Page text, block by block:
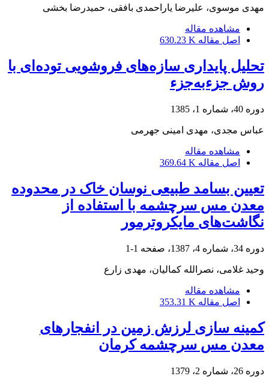
مهدی موسوی، علیرضا یاراحمدی بافقی، حمیدرضا بخشی
مشاهده مقاله
اصل مقاله 630.23 K
تحلیل پایداری سازه‌های فروشویی توده‌ای با
روش جزء‌به‌جزء
دوره 40، شماره 1، 1385
عباس مجدی، مهدی امینی جهرمی
مشاهده مقاله
اصل مقاله 369.64 K
تعیین بسامد طبیعی نوسان خاک در محدوده
معدن مس سرچشمه با استفاده از
نگاشت‌های مایکروترمور
دوره 34، شماره 4، 1387، صفحه 1-1
وحید غلامی، نصرالله کمالیان، مهدی زارع
مشاهده مقاله
اصل مقاله 353.31 K
کمینه سازی لرزش زمین در انفجارهای
معدن مس سرچشمه کرمان
دوره 26، شماره 2، 1379